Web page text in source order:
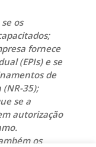
os
fornece
(EPIs) e se
de
35);
se a
autorização
os